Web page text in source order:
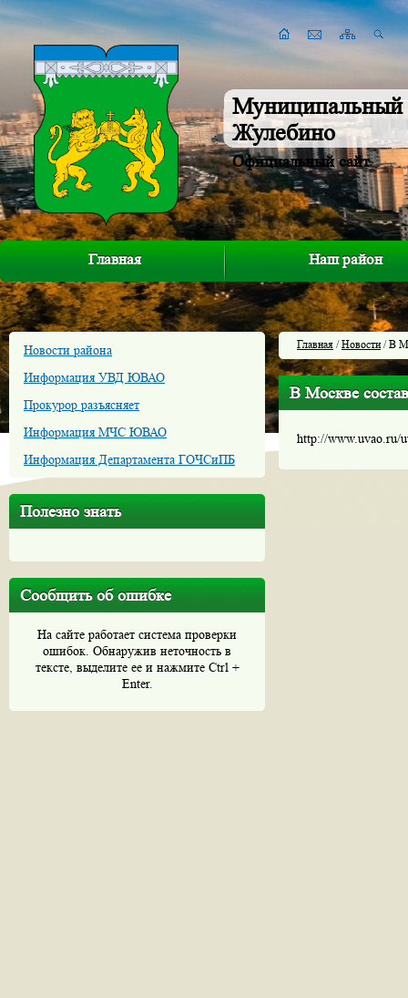
Муниципальный
Жулебино
Официальный сайт
Главная Наш район
Новости района
Информация УВД ЮВАО
Прокурор разъясняет
Информация МЧС ЮВАО
Информация Департамента ГОЧСиПБ
Полезно знать
Сообщить об ошибке
На сайте работает система проверки
ошибок. Обнаружив неточность в
тексте, выделите ее и нажмите Ctrl +
Enter.
Главная /Новости/ В
В Москве
http://www.uvao.ru/